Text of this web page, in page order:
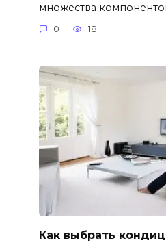
множества
0 18
Как выбрать